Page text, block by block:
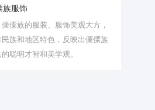
族服饰
傈僳族的服装、服饰美观大方，
民族和地区特色，反映出傈僳族
的聪明才智和美学观。